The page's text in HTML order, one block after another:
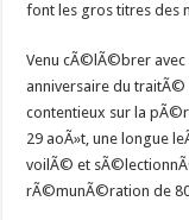
font les gros titres des
Venu cÃ©lÃ©brer avec
anniversaire du traitÃ©
contentieux sur la
29 aoÃ»t, une longue
voilÃ© et
rÃ©munÃ©ration de